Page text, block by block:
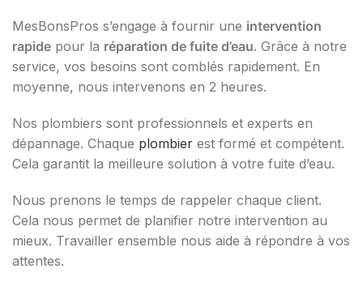
MesBonsPros s’engage à fournir une intervention
rapide pour la réparation de fuite d’eau. Grâce à notre
service, vos besoins sont comblés rapidement. En
moyenne, nous intervenons en 2 heures.
Nos plombiers sont professionnels et experts en
dépannage. Chaque plombier est formé et compétent.
Cela garantit la meilleure solution à votre fuite d’eau.
Nous prenons le temps de rappeler chaque client.
Cela nous permet de planifier notre intervention au
mieux. Travailler ensemble nous aide à répondre à vos
attentes.